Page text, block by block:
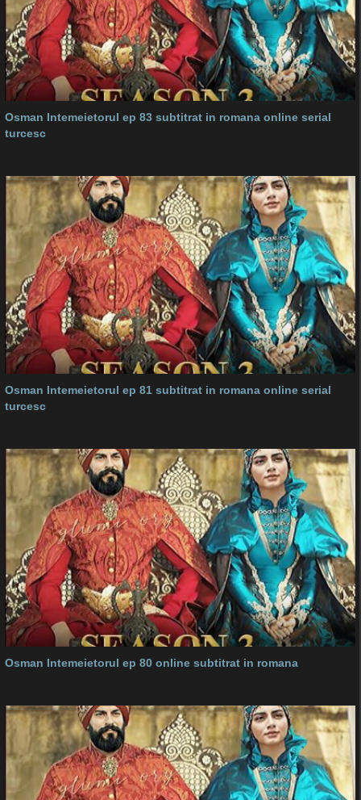
Osman Intemeietorul ep 83 subtitrat in romana online serial
turcesc
Osman Intemeietorul ep 81 subtitrat in romana online serial
turcesc
Osman Intemeietorul ep 80 online subtitrat in romana